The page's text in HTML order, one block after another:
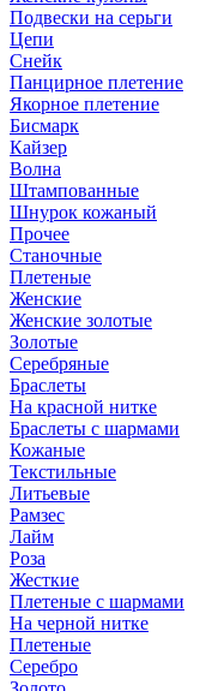
Подвески на серьги
Цепи
Снейк
Панцирное плетение
Якорное плетение
Бисмарк
Кайзер
Волна
Штампованные
Шнурок кожаный
Прочее
Станочные
Плетеные
Женские
Женские золотые
Золотые
Серебряные
Браслеты
На красной нитке
Браслеты с шармами
Кожаные
Текстильные
Литьевые
Рамзес
Лайм
Роза
Жесткие
Плетеные с шармами
На черной нитке
Плетеные
Серебро